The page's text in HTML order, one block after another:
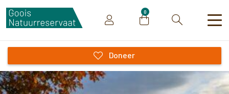
0
Zoeken
Doneer